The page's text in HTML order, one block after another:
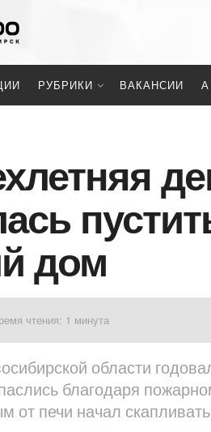
РУБРИКИ ВАКАНСИИ
дом
чтения: 1 минута
области
благодаря
от печи начал